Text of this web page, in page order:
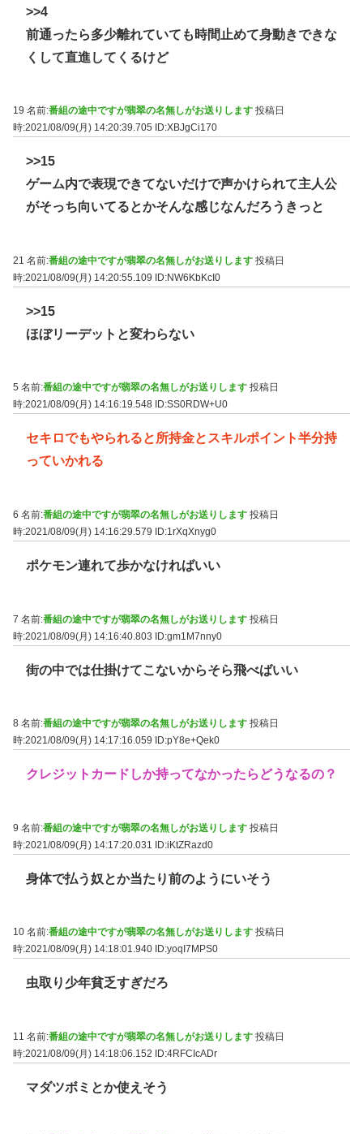
>>4
前通ったら多少離れていても時間止めて身動きできな
くして直進してくるけど
19 名前:番組の途中ですが翡翠の名無しがお送りします 投稿日
時:2021/08/09(月) 14:20:39.705
ID:XBJgCi170
>>15
ゲーム内で表現できてないだけで声かけられて主人公
がそっち向いてるとかそんな感じなんだろうきっと
21 名前:番組の途中ですが翡翠の名無しがお送りします 投稿日
時:2021/08/09(月) 14:20:55.109 ID:NW6KbKcI0
>>15
ほぼリーデットと変わらない
5 名前:番組の途中ですが翡翠の名無しがお送りします 投稿日
時:2021/08/09(月) 14:16:19.548 ID:SS0RDW+U0
セキロでもやられると所持金とスキルポイント半分持
っていかれる
6 名前:番組の途中ですが翡翠の名無しがお送りします 投稿日
時:2021/08/09(月) 14:16:29.579
ID:1rXqXnyg0
ポケモン連れて歩かなければいい
7 名前:番組の途中ですが翡翠の名無しがお送りします 投稿日
時:2021/08/09(月) 14:16:40.803 ID:gm1M7nny0
街の中では仕掛けてこないからそら飛べばいい
8 名前:番組の途中ですが翡翠の名無しがお送りします 投稿日
時:2021/08/09(月) 14:17:16.059
ID:pY8e+Qek0
クレジットカードしか持ってなかったらどうなるの？
9 名前:番組の途中ですが翡翠の名無しがお送りします 投稿日
時:2021/08/09(月) 14:17:20.031 ID:iKtZRazd0
身体で払う奴とか当たり前のようにいそう
10 名前:番組の途中ですが翡翠の名無しがお送りします 投稿日
時:2021/08/09(月) 14:18:01.940 ID:yoqI7MPS0
虫取り少年貧乏すぎだろ
11 名前:番組の途中ですが翡翠の名無しがお送りします 投稿日
時:2021/08/09(月) 14:18:06.152 ID:4RFCIcADr
マダツボミとか使えそう